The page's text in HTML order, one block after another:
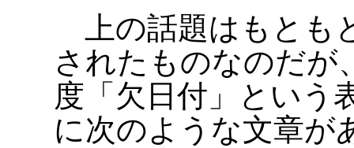
上の話題はもとも
されたものなのだが
度「欠日付」という
に次のような文章が